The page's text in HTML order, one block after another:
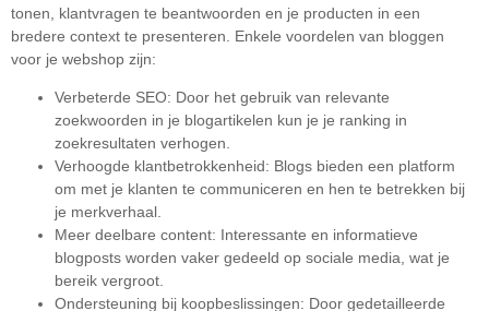
tonen, klantvragen te beantwoorden en je producten in een
bredere context te presenteren. Enkele voordelen van bloggen
voor je webshop zijn:
Verbeterde SEO: Door het gebruik van relevante
zoekwoorden in je blogartikelen kun je je ranking in
zoekresultaten verhogen.
Verhoogde klantbetrokkenheid: Blogs bieden een platform
om met je klanten te communiceren en hen te betrekken bij
je merkverhaal.
Meer deelbare content: Interessante en informatieve
blogposts worden vaker gedeeld op sociale media, wat je
bereik vergroot.
Ondersteuning bij koopbeslissingen: Door gedetailleerde